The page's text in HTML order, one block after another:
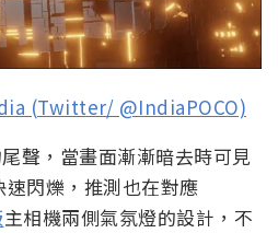
(Twitter/ @IndiaPOCO)
聲，當畫面漸漸暗去時可見
速閃爍，推測也在對應
主相機兩側氣氛燈的設計，不